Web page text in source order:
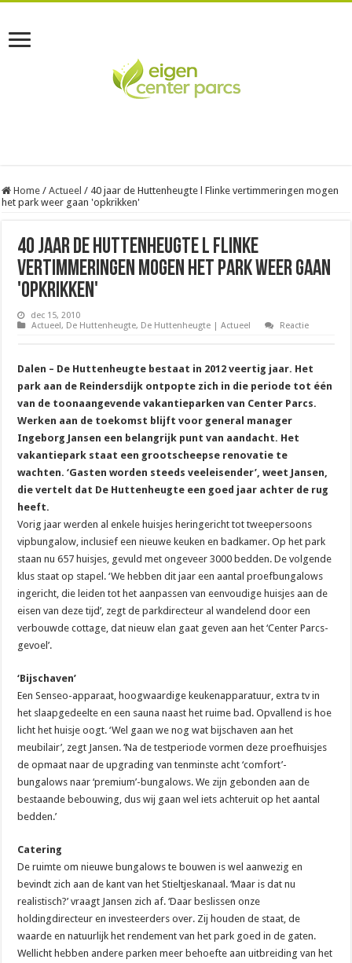
Home / Actueel / 40 jaar de Huttenheugte l Flinke vertimmeringen mogen
het park weer gaan 'opkrikken'
40 jaar de Huttenheugte l Flinke
vertimmeringen mogen het park weer gaan
'opkrikken'
dec 15, 2010
Actueel, De Huttenheugte, De Huttenheugte | Actueel Reactie
Dalen – De Huttenheugte bestaat in 2012 veertig jaar. Het
park aan de Reindersdijk ontpopte zich in die periode tot één
van de toonaangevende vakantieparken van Center Parcs.
Werken aan de toekomst blijft voor general manager
Ingeborg Jansen een belangrijk punt van aandacht. Het
vakantiepark staat een grootscheepse renovatie te
wachten. ‘Gasten worden steeds veeleisender’, weet Jansen,
die vertelt dat De Huttenheugte een goed jaar achter de rug
heeft.
Vorig jaar werden al enkele huisjes heringericht tot tweepersoons
vipbungalow, inclusief een nieuwe keuken en badkamer. Op het park
staan nu 657 huisjes, gevuld met ongeveer 3000 bedden. De volgende
klus staat op stapel. ‘We hebben dit jaar een aantal proefbungalows
ingericht, die leiden tot het aanpassen van eenvoudige huisjes aan de
eisen van deze tijd’, zegt de parkdirecteur al wandelend door een
verbouwde cottage, dat nieuw elan gaat geven aan het ‘Center Parcs-
gevoel’.
‘Bijschaven’
Een Senseo-apparaat, hoogwaardige keukenapparatuur, extra tv in
het slaapgedeelte en een sauna naast het ruime bad. Opvallend is hoe
licht het huisje oogt. ‘Wel gaan we nog wat bijschaven aan het
meubilair’, zegt Jansen. ‘Na de testperiode vormen deze proefhuisjes
de opmaat naar de upgrading van tenminste acht ‘comfort’-
bungalows naar ‘premium’-bungalows. We zijn gebonden aan de
bestaande bebouwing, dus wij gaan wel iets achteruit op het aantal
bedden.’
Catering
De ruimte om nieuwe bungalows te bouwen is wel aanwezig en
bevindt zich aan de kant van het Stieltjeskanaal. ‘Maar is dat nu
realistisch?’ vraagt Jansen zich af. ‘Daar beslissen onze
holdingdirecteur en investeerders over. Zij houden de staat, de
waarde en natuurlijk het rendement van het park goed in de gaten.
Wellicht hebben andere parken meer behoefte aan uitbreiding van het